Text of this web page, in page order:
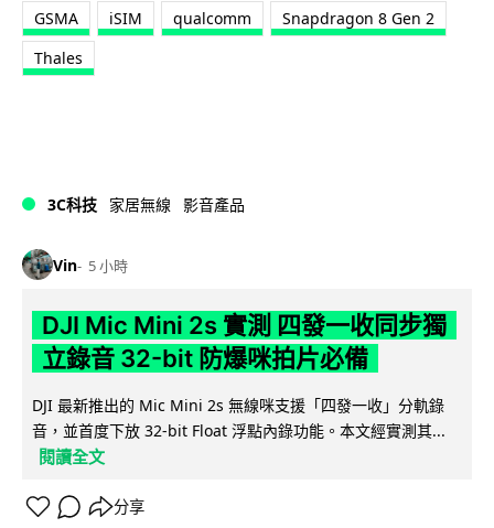
GSMA iSIM qualcomm
Snapdragon 8 Gen 2
Thales
3C科技 家居無線 影音產品
Vin 5 小時
DJI Mic Mini 2s 實測 四發一收同步獨
立錄音 32-bit 防爆咪拍片必備
DJI 最新推出的 Mic Mini 2s 無線咪支援「四發一收」分軌錄
音，並首度下放 32-bit Float 浮點內錄功能。本文經實測其...
閱讀全文
分享